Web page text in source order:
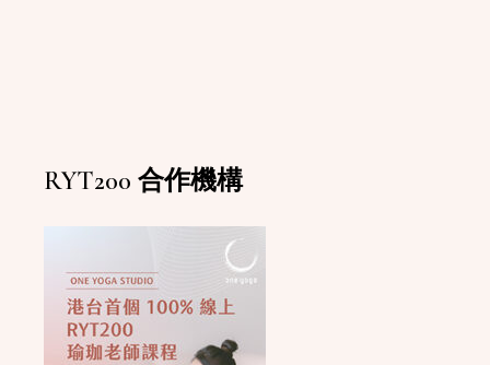
RYT200 合作機構